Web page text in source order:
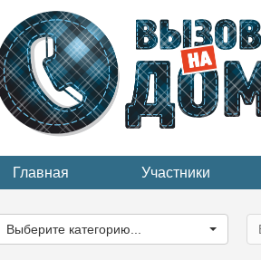
Главная Участники
категорию...
Выберите категорию...